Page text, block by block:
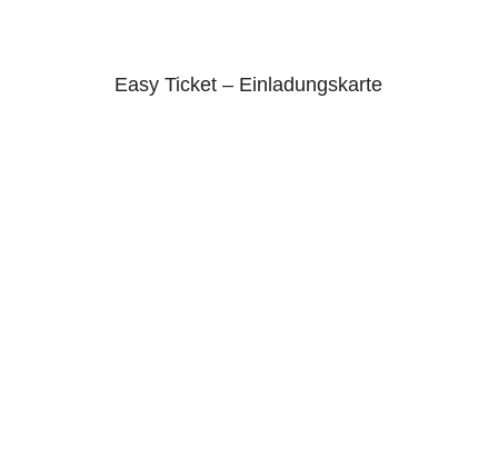
4.75
Easy Ticket – Einladungskarte